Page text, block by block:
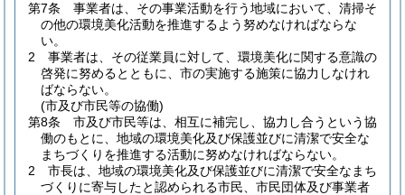
第7条
事業者は、その事業活動を行う地域において、清掃そ
の他の環境美化活動を推進するよう努めなければならな
い。
2
事業者は、その従業員に対して、環境美化に関する意識の
啓発に努めるとともに、市の実施する施策に協力しなけれ
ばならない。
(市及び市民等の協働)
第8条
市及び市民等は、相互に補完し、協力し合うという協
働のもとに、地域の環境美化及び保護並びに清潔で安全な
まちづくりを推進する活動に努めなければならない。
2
市長は、地域の環境美化及び保護並びに清潔で安全なまち
づくりに寄与したと認められる市民、市民団体及び事業者